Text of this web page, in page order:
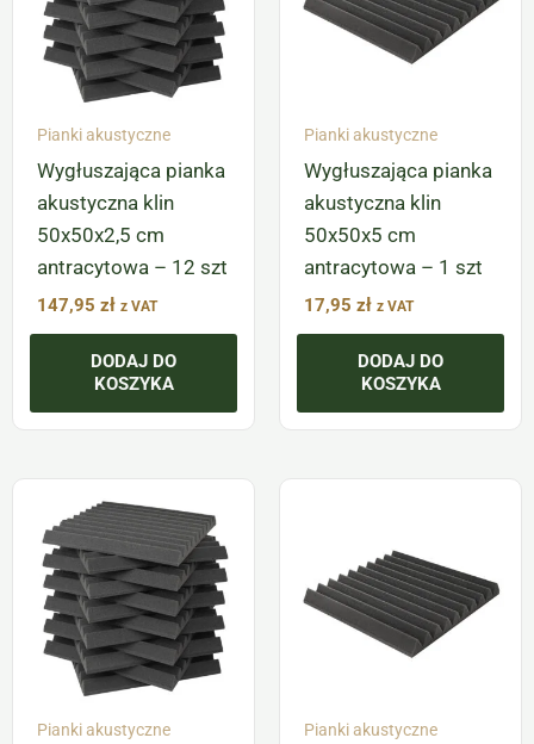
Pianki akustyczne
Wygłuszająca pianka
akustyczna klin
50x50x2,5 cm
antracytowa – 12 szt
147,95 zł z VAT
DODAJ DO
KOSZYKA
Pianki akustyczne
Wygłuszająca pianka
akustyczna klin
50x50x5 cm
antracytowa – 1 szt
17,95 zł z VAT
DODAJ DO
KOSZYKA
Pianki akustyczne Pianki akustyczne